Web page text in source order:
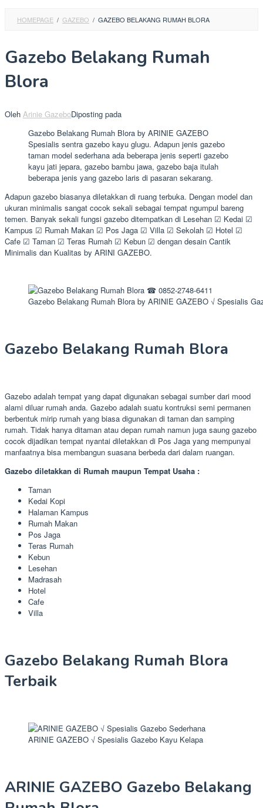
HOMEPAGE / GAZEBO / GAZEBO BELAKANG RUMAH BLORA
Gazebo Belakang Rumah
Blora
Oleh Arinie GazeboDiposting pada
Gazebo Belakang Rumah Blora by ARINIE GAZEBO
Spesialis sentra gazebo kayu glugu. Adapun jenis gazebo
taman model sederhana ada beberapa jenis seperti gazebo
kayu jati jepara, gazebo bambu jawa, gazebo baja itulah
beberapa jenis yang gazebo laris di pasaran sekarang.
Adapun gazebo biasanya diletakkan di ruang terbuka. Dengan model dan
ukuran minimalis sangat cocok sekali sebagai tempat ngumpul bareng
temen. Banyak sekali fungsi gazebo ditempatkan di Lesehan ☑ Kedai ☑
Kampus ☑ Rumah Makan ☑ Pos Jaga ☑ Villa ☑ Sekolah ☑ Hotel ☑
Cafe ☑ Taman ☑ Teras Rumah ☑ Kebun ☑ dengan desain Cantik
Minimalis dan Kualitas by ARINI GAZEBO.
Gazebo Belakang Rumah Blora by ARINIE GAZEBO √ Spesialis
Gazebo Belakang Rumah Blora
Gazebo adalah tempat yang dapat digunakan sebagai sumber dari mood
alami diluar rumah anda. Gazebo adalah suatu kontruksi semi permanen
berbentuk mirip rumah yang biasa digunakan di taman dan samping
rumah. Tidak hanya ditaman atau depan rumah namun juga saung gazebo
cocok dijadikan tempat nyantai diletakkan di Pos Jaga yang mempunyai
manfaatnya bisa membangun suasana berbeda dari dalam ruangan.
Gazebo diletakkan di Rumah maupun Tempat Usaha :
Taman
Kedai Kopi
Halaman Kampus
Rumah Makan
Pos Jaga
Teras Rumah
Kebun
Lesehan
Madrasah
Hotel
Cafe
Villa
Gazebo Belakang Rumah Blora
Terbaik
ARINIE GAZEBO √ Spesialis Gazebo Kayu Kelapa
ARINIE GAZEBO Gazebo Belakang